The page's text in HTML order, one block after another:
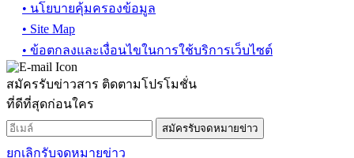
• นโยบายคุ้มครองข้อมูล
• Site Map
• ข้อตกลงและเงื่อนไขในการใช้บริการเว็บไซต์
สมัครรับข่าวสาร ติดตามโปรโมชั่น
ที่ดีที่สุดก่อนใคร
สมัครรับจดหมายข่าว
ยกเลิกรับจดหมายข่าว